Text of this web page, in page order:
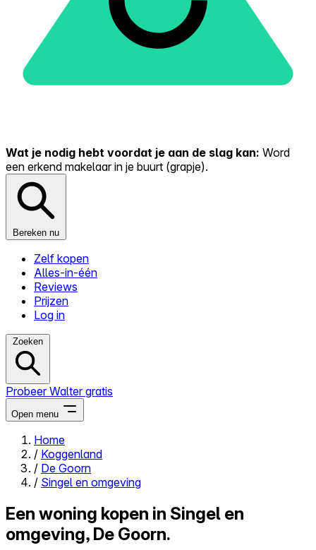
Wat je nodig hebt voordat je aan de slag kan: Word
een erkend makelaar in je buurt (grapje).
Bereken nu
Zelf kopen
Alles-in-één
Reviews
Prijzen
Log in
Zoeken
Probeer Walter gratis
Open menu
Close menu
Zelf kopen
Home
/ Koggenland
/ De Goorn
/ Singel en omgeving
Een woning kopen in Singel en
omgeving, De Goorn.